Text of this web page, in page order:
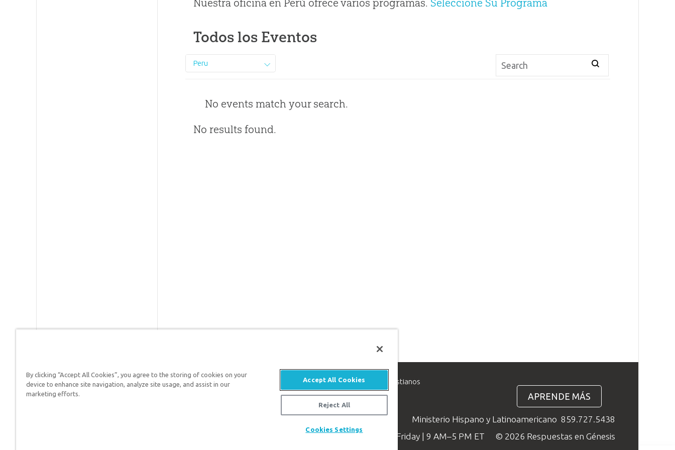
Nuestra oficina en Perú ofrece varios programas. Seleccione Su Programa
Todos los Eventos
Peru
No events match your search.
No results found.
Respuestas en Génesis es un ministerio de apologética, dedicado a ayudar a los cristianos
defender su fe y proclamar el evangelio de Jesucristo.
APRENDE MÁS
Ministerio Hispano y Latinoamericano 859.727.5438
Available Monday–Friday | 9 AM–5 PM ET
© 2026 Respuestas en Génesis
By clicking “Accept All Cookies”, you agree to the storing of cookies on your
device to enhance site navigation, analyze site usage, and assist in our
marketing efforts.
Accept All Cookies
Reject All
Cookies Settings